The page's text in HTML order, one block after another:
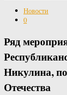
Новости
0
Ряд
Никулина,
Отечества